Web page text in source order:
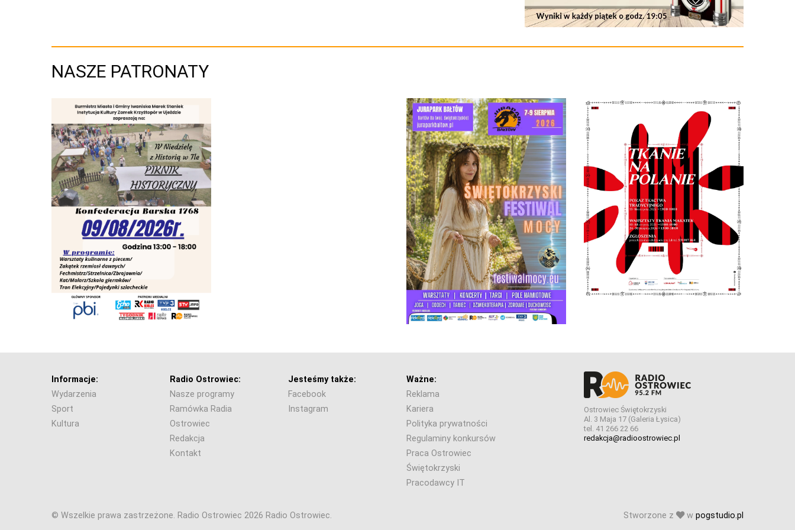
NASZE PATRONATY
Informacje:
Wydarzenia
Sport
Kultura
Radio Ostrowiec:
Nasze programy
Ramówka Radia
Ostrowiec
Redakcja
Kontakt
Jesteśmy także:
Facebook
Instagram
Ważne:
Reklama
Kariera
Polityka prywatności
Regulaminy konkursów
Praca Ostrowiec
Świętokrzyski
Pracodawcy IT
Ostrowiec Świętokrzyski
Al. 3 Maja 17 (Galeria Łysica)
tel. 41 266 22 66
redakcja@radioostrowiec.pl
© Wszelkie prawa zastrzeżone. Radio Ostrowiec 2026 Radio Ostrowiec. Stworzone z w pogstudio.pl